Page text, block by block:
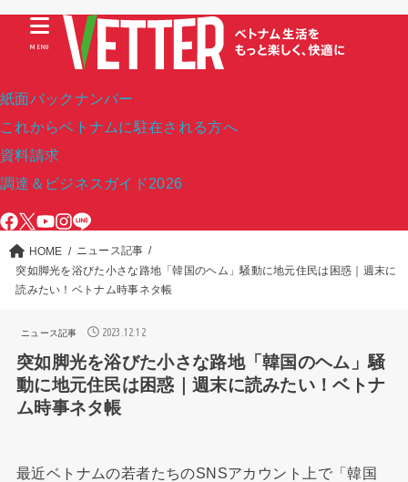
紙面バックナンバー
これからベトナムに駐在される方へ
資料請求
調達＆ビジネスガイド2026
MENU
HOME
ニュース記事
突如脚光を浴びた小さな路地「韓国のヘム」騒動に地元住民は困惑｜週末に
読みたい！ベトナム時事ネタ帳
ニュース記事 2023.12.12
突如脚光を浴びた小さな路地「韓国のヘム」騒
動に地元住民は困惑｜週末に読みたい！ベトナ
ム時事ネタ帳
最近ベトナムの若者たちのSNSアカウント上で「韓国